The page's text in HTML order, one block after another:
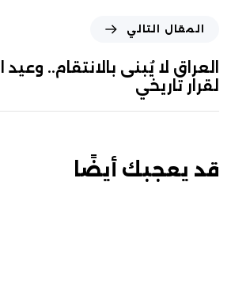
المقال التالي
العراق لا يُبنى بالانتقام..
لقرار تاريخي
قد يعجبك أيضًا